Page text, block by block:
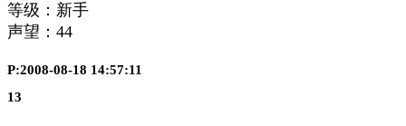
等级：新手
声望： 44
P:2008-08-18 14:57:11
13